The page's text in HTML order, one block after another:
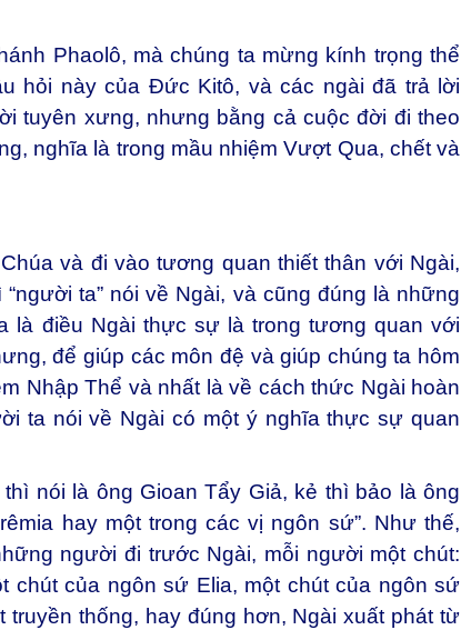
Phaolô, mà chúng ta mừng kính trọng thể
hỏi này của Đức Kitô, và các ngài đã trả lời
tuyên xưng, nhưng bằng cả cuộc đời đi theo
nghĩa là trong mầu nhiệm Vượt Qua, chết và
và đi vào tương quan thiết thân với Ngài,
ta” nói về Ngài, và cũng đúng là những
là điều Ngài thực sự là trong tương quan với
để giúp các môn đệ và giúp chúng ta hôm
Nhập Thể và nhất là về cách thức Ngài hoàn
ta nói về Ngài có một ý nghĩa thực sự quan
nói là ông Gioan Tẩy Giả, kẻ thì bảo là ông
hay một trong các vị ngôn sứ”. Như thế,
người đi trước Ngài, mỗi người một chút:
chút của ngôn sứ Elia, một chút của ngôn sứ
truyền thống, hay đúng hơn, Ngài xuất phát từ